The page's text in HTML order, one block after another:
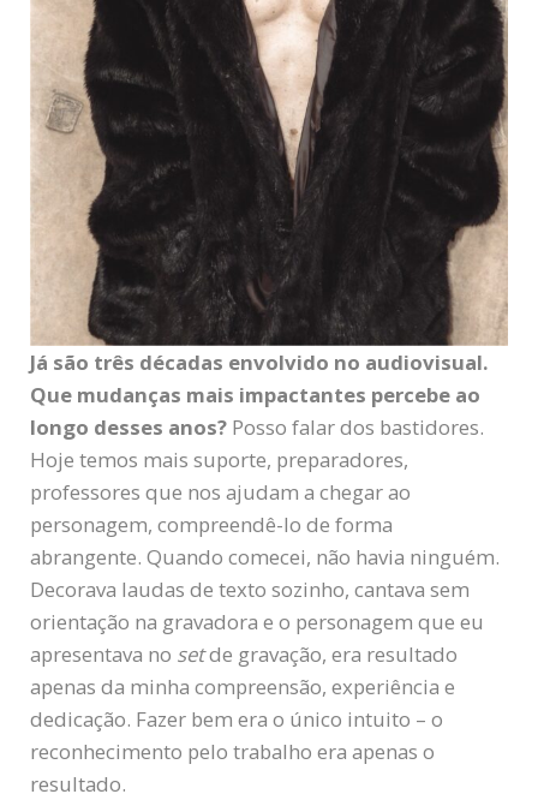
Já são três décadas envolvido no audiovisual.
Que mudanças mais impactantes percebe ao
longo desses anos? Posso falar dos bastidores.
Hoje temos mais suporte, preparadores,
professores que nos ajudam a chegar ao
personagem, compreendê-lo de forma
abrangente. Quando comecei, não havia ninguém.
Decorava laudas de texto sozinho, cantava sem
orientação na gravadora e o personagem que eu
apresentava no setde gravação, era resultado
apenas da minha compreensão, experiência e
dedicação. Fazer bem era o único intuito – o
reconhecimento pelo trabalho era apenas o
resultado.